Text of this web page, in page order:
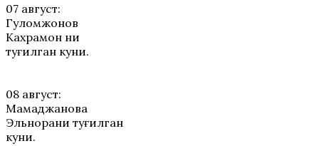
07 август:
Гуломжонов
Кахрамон ни
туғилган куни.
08 август:
Мамаджанова
Эльнорани туғилган
куни.